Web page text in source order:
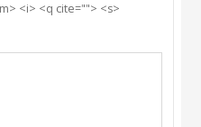
<i> <q cite=""> <s>